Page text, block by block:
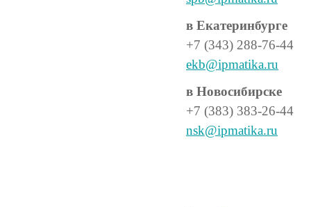
в Екатеринбурге
+7 (343) 288-76-44
ekb@ipmatika.ru
в Новосибирске
+7 (383) 383-26-44
nsk@ipmatika.ru